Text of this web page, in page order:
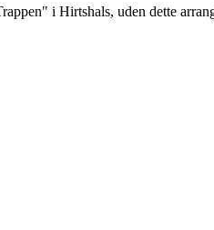
i Hirtshals, uden dette